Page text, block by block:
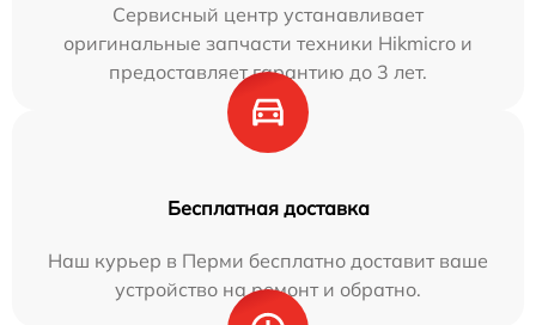
Сервисный центр устанавливает
оригинальные запчасти техники Hikmicro и
предоставляет гарантию до 3 лет.
Бесплатная доставка
Наш курьер в Перми бесплатно доставит ваше
устройство на ремонт и обратно.